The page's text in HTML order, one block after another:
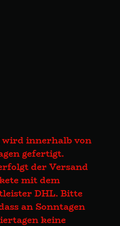
innerhalb von
gefertigt.
der Versand
mit dem
DHL. Bitte
an Sonntagen
keine